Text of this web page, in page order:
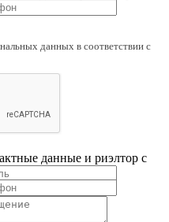
данных в соответствии с
данные и риэлтор с